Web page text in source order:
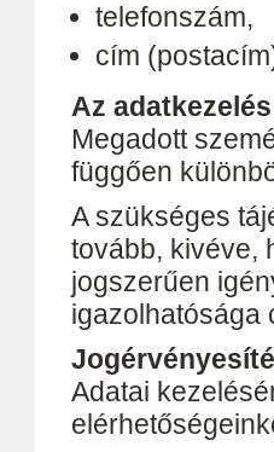
telefonszám,
cím
Az
Megadott
függően
A szükséges
tovább, kivéve,
jogszerűen
igazolhatósága
Adatai